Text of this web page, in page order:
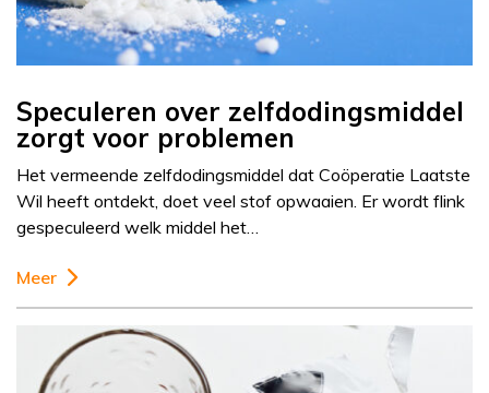
Speculeren over zelfdodingsmiddel
zorgt voor problemen
Het vermeende zelfdodingsmiddel dat Coöperatie Laatste
Wil heeft ontdekt, doet veel stof opwaaien. Er wordt flink
gespeculeerd welk middel het…
Meer